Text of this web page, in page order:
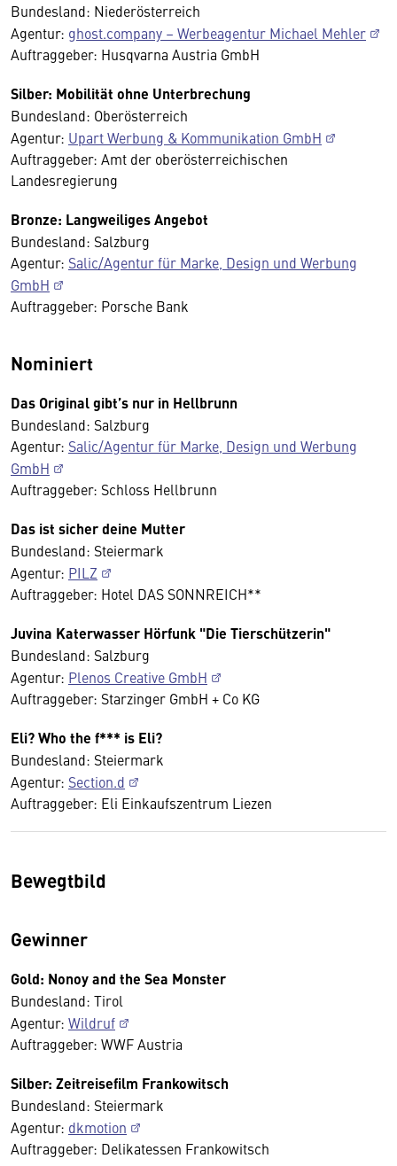
Bundesland: Niederösterreich
Agentur: ghost.company – Werbeagentur Michael Mehler
Auftraggeber: Husqvarna Austria GmbH
Silber: Mobilität ohne Unterbrechung
Bundesland: Oberösterreich
Agentur: Upart Werbung & Kommunikation GmbH
Auftraggeber: Amt der oberösterreichischen
Landesregierung
Bronze: Langweiliges Angebot
Bundesland: Salzburg
Agentur: Salic/Agentur für Marke, Design und Werbung
GmbH
Auftraggeber: Porsche Bank
Nominiert
Das Original gibt’s nur in Hellbrunn
Bundesland: Salzburg
Agentur: Salic/Agentur für Marke, Design und Werbung
GmbH
Auftraggeber: Schloss Hellbrunn
Das ist sicher deine Mutter
Bundesland: Steiermark
Agentur: PILZ
Auftraggeber: Hotel DAS SONNREICH**
Juvina Katerwasser Hörfunk "Die Tierschützerin"
Bundesland: Salzburg
Agentur: Plenos Creative GmbH
Auftraggeber: Starzinger GmbH + Co KG
Eli? Who the f*** is Eli?
Bundesland: Steiermark
Agentur: Section.d
Auftraggeber: Eli Einkaufszentrum Liezen
Bewegtbild
Gewinner
Gold: Nonoy and the Sea Monster
Bundesland: Tirol
Agentur: Wildruf
Auftraggeber: WWF Austria
Silber: Zeitreisefilm Frankowitsch
Bundesland: Steiermark
Agentur: dkmotion
Auftraggeber: Delikatessen Frankowitsch